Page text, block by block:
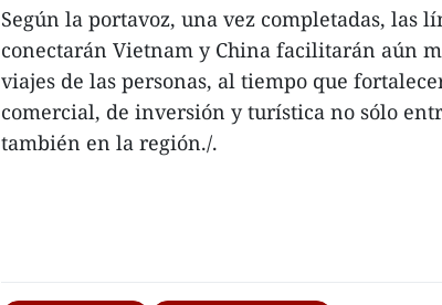
Según la portavoz, una vez completadas, las
conectarán Vietnam y China facilitarán aún
viajes de las personas, al tiempo que
comercial, de inversión y turística no sólo
también en la región./.